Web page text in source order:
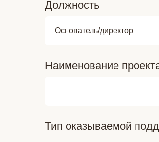
Должность
Наименование
Тип оказываемой